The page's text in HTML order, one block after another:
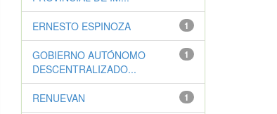
1
ERNESTO ESPINOZA
1
GOBIERNO AUTÓNOMO
DESCENTRALIZADO...
1
RENUEVAN